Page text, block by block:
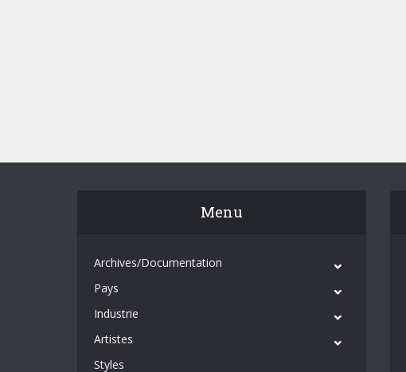
Menu
Archives/Documentation
Pays
Industrie
Artistes
Styles